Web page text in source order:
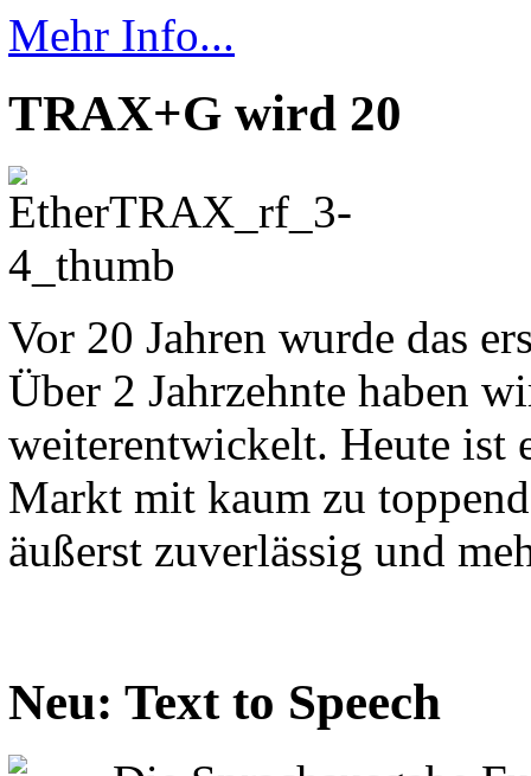
Mehr Info...
TRAX+G wird 20
Vor 20 Jahren wurde das
Über 2 Jahrzehnte haben
weiterentwickelt. Heute ist
Markt mit kaum zu
äußerst zuverlässig und
Neu: Text to Speech